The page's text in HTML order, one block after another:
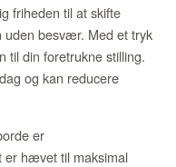
friheden til at skifte
uden besvær. Med et tryk
til din foretrukne stilling.
og kan reducere
er
hævet til maksimal